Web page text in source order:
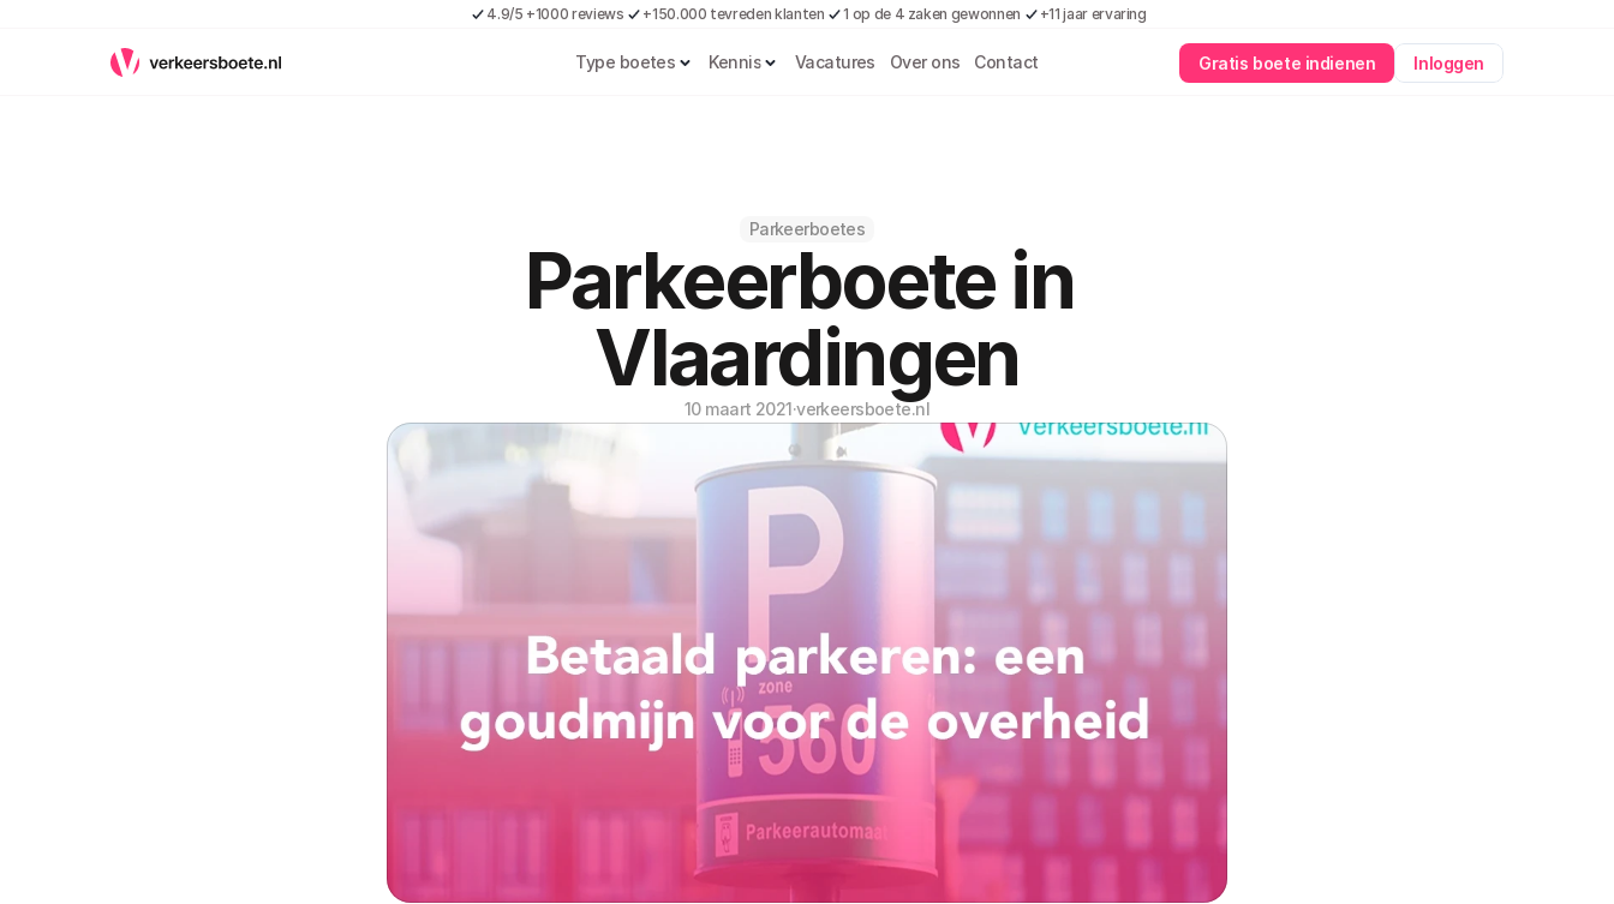
4.9/5 +1000 reviews +150.000 tevreden klanten 1 op de 4 zaken gewonnen +11 jaar ervaring
Type boetes Kennis Vacatures Over ons Contact Gratis boete indienen Inloggen
Parkeerboetes
Parkeerboete in
Vlaardingen
10 maart 2021·verkeersboete.nl